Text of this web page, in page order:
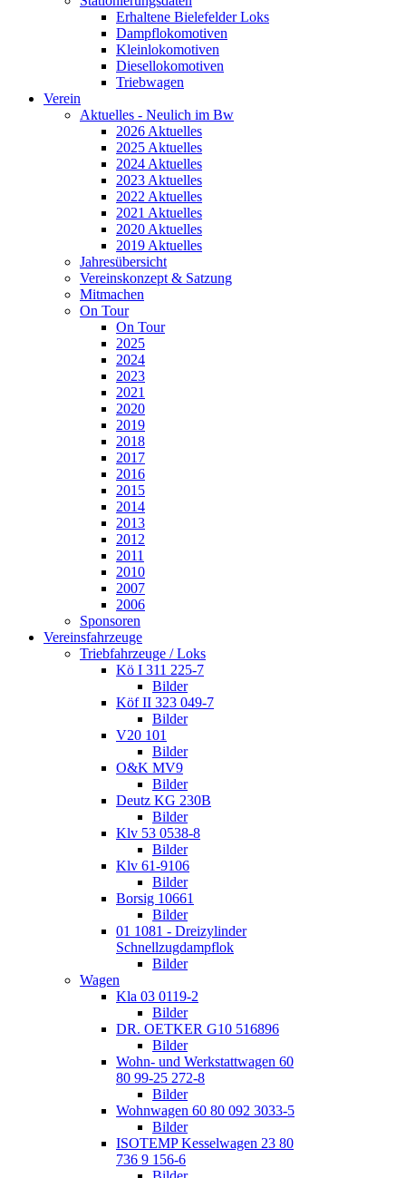
Erhaltene Bielefelder Loks
Dampflokomotiven
Kleinlokomotiven
Diesellokomotiven
Triebwagen
Verein
Aktuelles - Neulich im Bw
2026 Aktuelles
2025 Aktuelles
2024 Aktuelles
2023 Aktuelles
2022 Aktuelles
2021 Aktuelles
2020 Aktuelles
2019 Aktuelles
Jahresübersicht
Vereinskonzept & Satzung
Mitmachen
On Tour
On Tour
2025
2024
2023
2021
2020
2019
2018
2017
2016
2015
2014
2013
2012
2011
2010
2007
2006
Sponsoren
Vereinsfahrzeuge
Triebfahrzeuge / Loks
Kö I 311 225-7
Bilder
Köf II 323 049-7
Bilder
V20 101
Bilder
O&K MV9
Bilder
Deutz KG 230B
Bilder
Klv 53 0538-8
Bilder
Klv 61-9106
Bilder
Borsig 10661
Bilder
01 1081 - Dreizylinder
Schnellzugdampflok
Bilder
Wagen
Kla 03 0119-2
Bilder
DR. OETKER G10 516896
Bilder
Wohn- und Werkstattwagen 60
80 99-25 272-8
Bilder
Wohnwagen 60 80 092 3033-5
Bilder
ISOTEMP Kesselwagen 23 80
736 9 156-6